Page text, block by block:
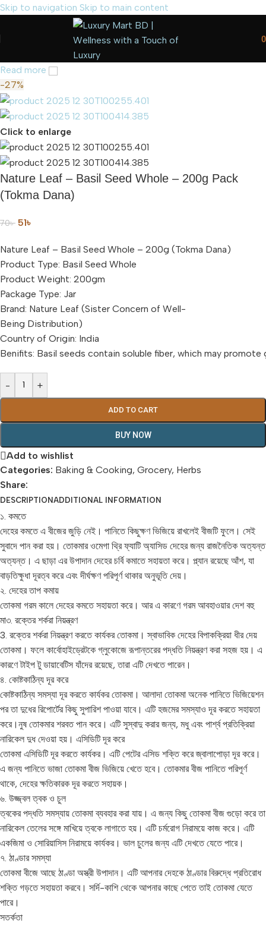
Skip to navigation Skip to main content
0
Read more
-27%
Click to enlarge
Nature Leaf – Basil Seed Whole – 200g Pack
(Tokma Dana)
70৳ 51৳
Nature Leaf – Basil Seed Whole – 200g (Tokma Dana)
Product Type: Basil Seed Whole
Product Weight: 200gm
Package Type: Jar
Brand: Nature Leaf (Sister Concern of Well-
Being Distribution)
Country of Origin: India
Benifits: Basil seeds contain soluble fiber, which may
- +
ADD TO CART
BUY NOW
Add to wishlist
Categories: Baking & Cooking, Grocery, Herbs
Share:
DESCRIPTION ADDITIONAL INFORMATION
১. কমতে
দেহের কমতে এ বীজের জুড়ি নেই। পানিতে কিছুক্ষণ ভিজিয়ে রাখলেই বীজটি ফুলে। সেই
সুবাদে পান করা হয়। তোকমার ওমেগা থ্রি ফ্যাটি অ্যাসিড দেহের জন্য রাজনৈতিক অত্যন্ত
অত্যন্ত। এ ছাড়া এর উপাদান দেহের চর্বি কমাতে সহায়তা করে। প্ল্যান রয়েছে আঁশ, যা
বাড়তিক্ষুধা দূরত্ব করে এবং দীর্ঘক্ষণ পরিপূর্ণ থাকার অনুভূতি দেয়।
২. দেহের তাপ কমায়
তোকমা গরম কালে দেহের কমতে সহায়তা করে। আর এ কারণে গরম আবহাওয়ার দেশ বহু
মা৩. রক্তের শর্করা নিয়ন্ত্রণ
3. রক্তের শর্করা নিয়ন্ত্রণ করতে কার্যকর তোকমা। স্বাভাবিক দেহের বিপাকক্রিয়া ধীর দেয়
তোকমা। ফলে কার্বোহাইড্রেটকে গ্লুকোজে রূপান্তরের পদ্ধতি নিয়ন্ত্রণ করা সহজ হয়। এ
কারণে টাইপ টু ডায়াবেটিস যাঁদের রয়েছে, তারা এটি দেখতে পারেন।
৪. কোষ্টকাঠিন্য দূর করে
কোষ্টকাঠিন্য সমস্যা দূর করতে কার্যকর তোকমা। আলাদা তোকমা অনেক পানিতে ভিজিয়েশন
পর তা দুধের রিপোর্টের কিছু সুপারিশ পাওয়া যাবে। এটি হজমের সমস্যাও দূর করতে সহায়তা
করে।নুষ তোকমার শরবত পান করে। এটি সুস্বাদু করার জন্য, মধু এবং পার্শ্ব প্রতিক্রিয়া
নারিকেল দুধ দেওয়া হয়। এসিডিটি দূর করে
তোকমা এসিডিটি দূর করতে কার্যকর। এটি পেটের এসিড শক্তি করে জ্বালাপোড়া দূর করে।
এ জন্য পানিতে ভাজা তোকমা বীজ ভিজিয়ে খেতে হবে। তোকমার বীজ পানিতে পরিপূর্ণ
থাকে, দেহের ক্ষতিকারক দূর করতে সহায়ক।
৬. উজ্জ্বল ত্বক ও চুল
ত্বকের পদ্ধতি সমস্যায় তোকমা ব্যবহার করা যায়। এ জন্য কিছু তোকমা বীজ গুড়ো করে তা
নারিকেল তেলের সঙ্গে মাখিয়ে ত্বকে লাগাতে হয়। এটি চর্মরোগ নিরাময়ে কাজ করে। এটি
একজিমা ও সোরিয়াসিস নিরাময়ে কার্যকর। ভাল চুলের জন্য এটি দেখতে যেতে পারে।
৭. ঠাণ্ডার সমস্যা
তোকমা বীজে আছে ঠাণ্ডা অস্ত্রী উপাদান। এটি আপনার দেহকে ঠাণ্ডার বিরুদ্ধে প্রতিরোধ
শক্তি গড়তে সহায়তা করবে। সর্দি-কাশি থেকে আপনার কাছে পেতে তাই তোকমা যেতে
পারে।
সতর্কতা